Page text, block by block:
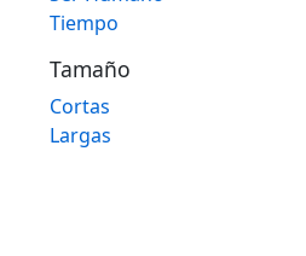
Tiempo
Tamaño
Cortas
Largas